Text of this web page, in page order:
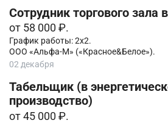
Сотрудник торгового зала
от 58 000 ₽.
График работы: 2х2.
ООО «Альфа-М» («Красное&Белое»).
02 декабря
Табельщик (в
производство)
от 45 000 ₽.